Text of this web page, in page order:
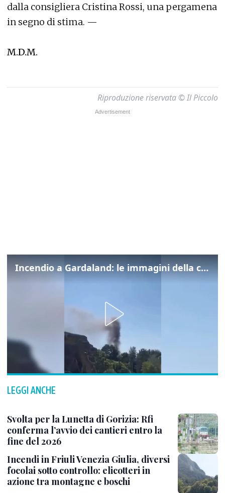
dalla consigliera Cristina Rossi, una pergamena
in segno di stima. —
M.D.M.
Riproduzione riservata © Il Piccolo
Incendio a Gardaland: le immagini della colonna di fumo
LEGGI ANCHE
Svolta per la Lunetta di Gorizia: Rfi
conferma l’avvio dei cantieri entro la
fine del 2026
Incendi in Friuli Venezia Giulia, diversi
focolai sotto controllo: elicotteri in
azione tra montagne e boschi